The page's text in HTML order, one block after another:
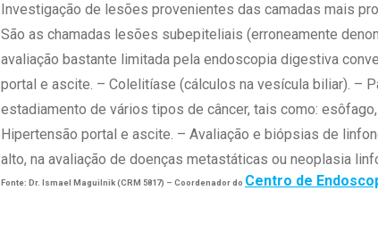
Investigação de lesões provenientes das camadas mais
São as chamadas lesões subepiteliais (erroneamente
avaliação bastante limitada pela endoscopia digestiva
portal e ascite. – Colelitíase (cálculos na vesícula biliar). –
estadiamento de vários tipos de câncer, tais como:
Hipertensão portal e ascite. – Avaliação e biópsias de
alto, na avaliação de doenças metastáticas ou neoplasia
Fonte: Dr. Ismael Maguilnik (CRM 5817) – Coordenador do Centro de